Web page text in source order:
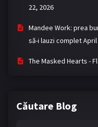
22, 2026
Mandee Work: prea
să-i lauzi completApril
The Masked Hearts -
Căutare Blog